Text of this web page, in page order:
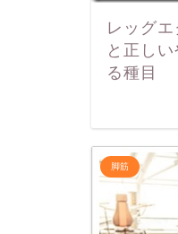
レッグ
と正し
る種目
脚筋